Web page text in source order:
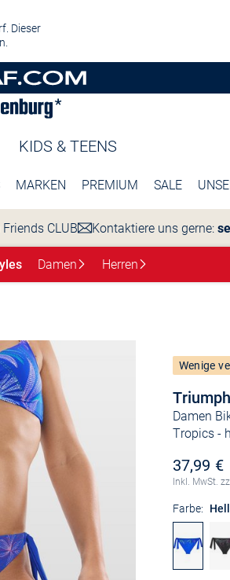
Dieser
KIDS & TEENS
MARKEN PREMIUM SALE
CLUB Kontaktiere uns gerne:
Damen Herren
Triumph
Damen
Tropics-
Wenige
37,99 €
Inkl. MwSt.
Farbe: